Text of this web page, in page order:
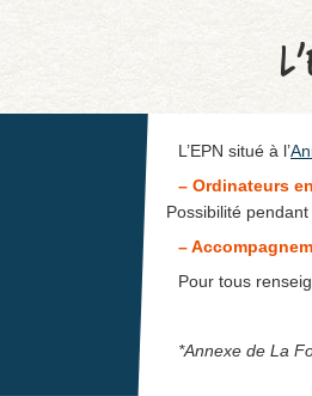
L’EPN situé à l’
– Ordinateurs
Possibilité
–
Pour tous
*Annexe de La